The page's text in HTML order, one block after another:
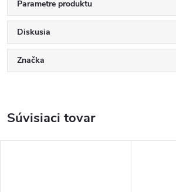
Parametre produktu
Diskusia
Značka
Súvisiaci tovar